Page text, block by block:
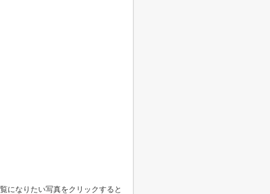
になりたい写真をクリックすると